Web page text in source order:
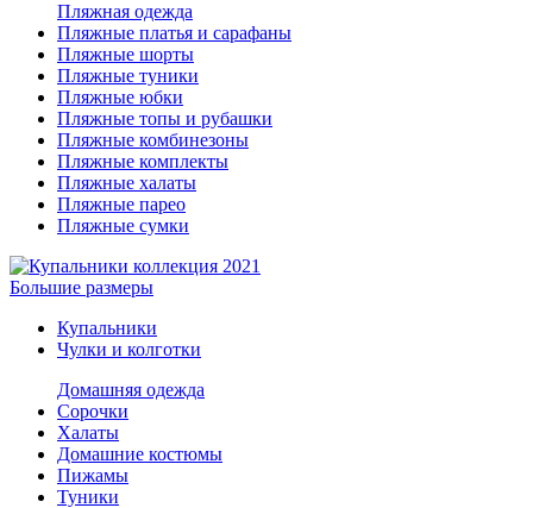
Пляжная одежда
Пляжные платья и сарафаны
Пляжные шорты
Пляжные туники
Пляжные юбки
Пляжные топы и рубашки
Пляжные комбинезоны
Пляжные комплекты
Пляжные халаты
Пляжные парео
Пляжные сумки
Большие размеры
Купальники
Чулки и колготки
Домашняя одежда
Сорочки
Халаты
Домашние костюмы
Пижамы
Туники